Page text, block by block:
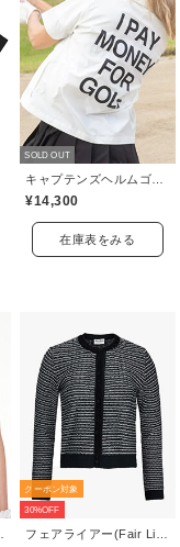
SOLD OUT
¥14,300
在庫表をみる
クーポン対象
30%OFF